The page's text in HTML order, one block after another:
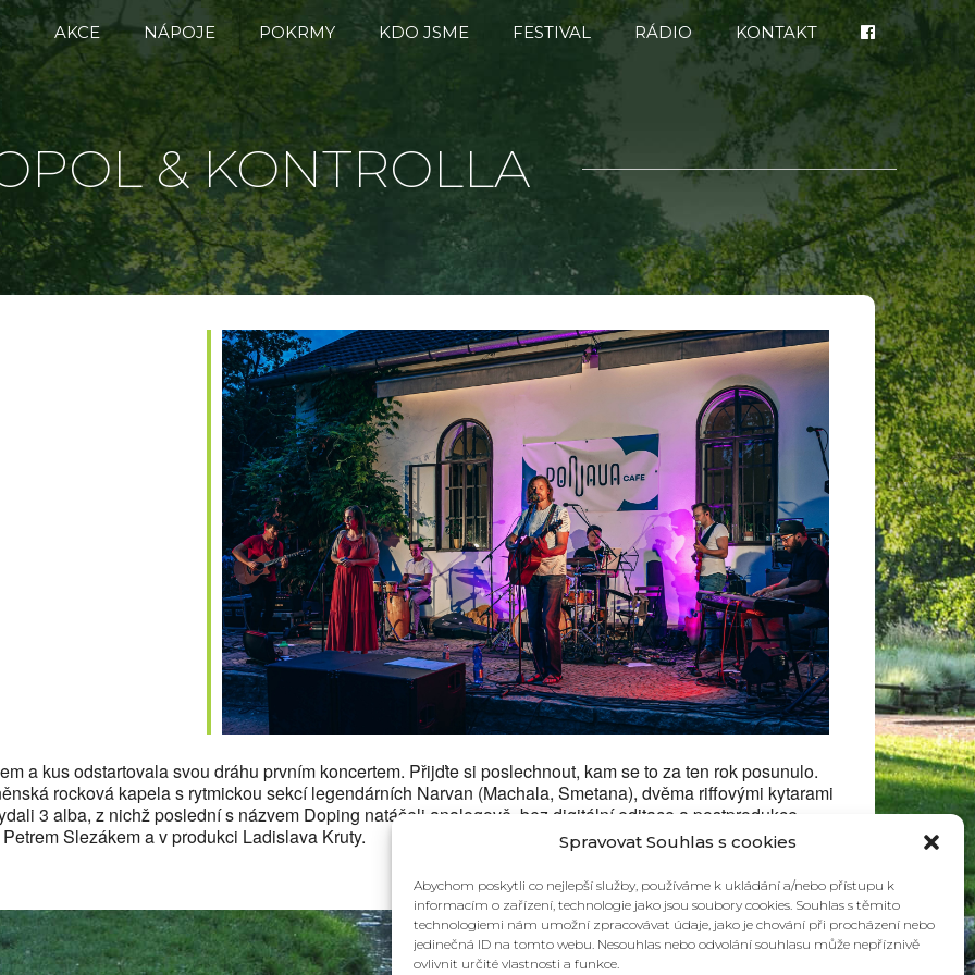
Spravovat Souhlas s cookies
Abychom poskytli co nejlepší služby, používáme k ukládání a/nebo přístupu k
informacím o zařízení, technologie jako jsou soubory cookies. Souhlas s těmito
technologiemi nám umožní zpracovávat údaje, jako je chování při procházení nebo
jedinečná ID na tomto webu. Nesouhlas nebo odvolání souhlasu může nepříznivě
ovlivnit určité vlastnosti a funkce.
AKCE NÁPOJE POKRMY KDO JSME FESTIVAL RÁDIO KONTAKT
& KONTROLLA
iCalendar Office 365 Outlook Live
a kus odstartovala svou dráhu prvním koncertem. Přijďte si poslechnout, kam se to za ten rok posunulo.
rocková kapela s rytmickou sekcí legendárních Narvan (Machala, Smetana), dvěma riffovými kytarami
3 alba, z nichž poslední s názvem Doping natáčeli analogově, bez digitální editace a postprodukce
Slezákem a v produkci Ladislava Kruty.